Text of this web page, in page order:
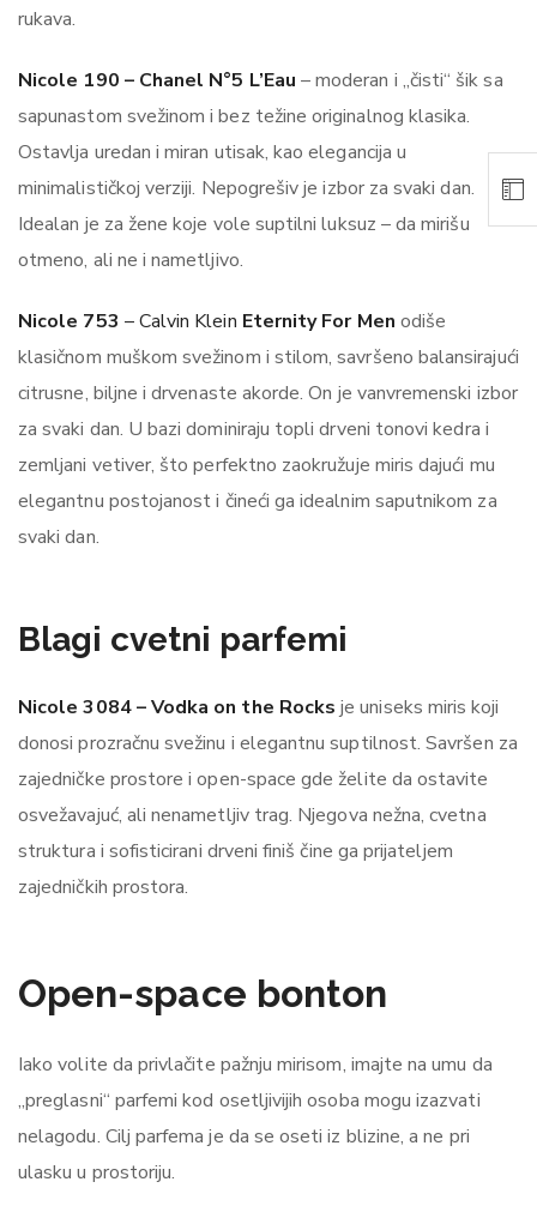
rukava.
Nicole 190 – Chanel N°5 L’Eau – moderan i „čisti“ šik sa
sapunastom svežinom i bez težine originalnog klasika.
Ostavlja uredan i miran utisak, kao elegancija u
minimalističkoj verziji. Nepogrešiv je izbor za svaki dan.
Idealan je za žene koje vole suptilni luksuz – da mirišu
otmeno, ali ne i nametljivo.
Nicole 753 – Calvin Klein Eternity For Men odiše
klasičnom muškom svežinom i stilom, savršeno balansirajući
citrusne, biljne i drvenaste akorde. On je vanvremenski izbor
za svaki dan. U bazi dominiraju topli drveni tonovi kedra i
zemljani vetiver, što perfektno zaokružuje miris dajući mu
elegantnu postojanost i čineći ga idealnim saputnikom za
svaki dan.
Blagi cvetni parfemi
Nicole 3084 – Vodka on the Rocks je uniseks miris koji
donosi prozračnu svežinu i elegantnu suptilnost. Savršen za
zajedničke prostore i open-space gde želite da ostavite
osvežavajuć, ali nenametljiv trag. Njegova nežna, cvetna
struktura i sofisticirani drveni finiš čine ga prijateljem
zajedničkih prostora.
Open-space bonton
Iako volite da privlačite pažnju mirisom, imajte na umu da
„preglasni“ parfemi kod osetljivijih osoba mogu izazvati
nelagodu. Cilj parfema je da se oseti iz blizine, a ne pri
ulasku u prostoriju.